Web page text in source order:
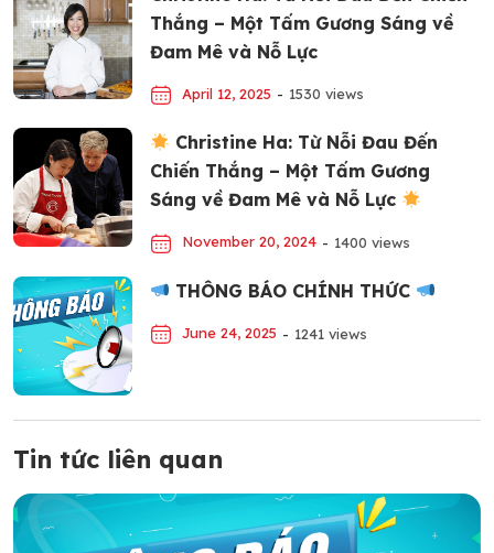
Thắng – Một Tấm Gương Sáng về
Đam Mê và Nỗ Lực
April 12, 2025 - 1530 views
Christine Ha: Từ Nỗi Đau Đến
Chiến Thắng – Một Tấm Gương
Sáng về Đam Mê và Nỗ Lực
November 20, 2024 - 1400 views
THÔNG BÁO CHÍNH THỨC
June 24, 2025 - 1241 views
Tin tức liên quan